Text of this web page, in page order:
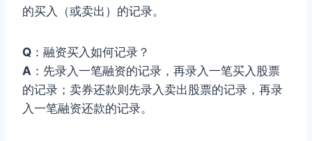
的买入（或卖出）的记录。
Q ：融资买入如何记录？
A ：先录入一笔融资的记录，再录入一笔买入股票
的记录；卖券还款则先录入卖出股票的记录，再录
入一笔融资还款的记录。